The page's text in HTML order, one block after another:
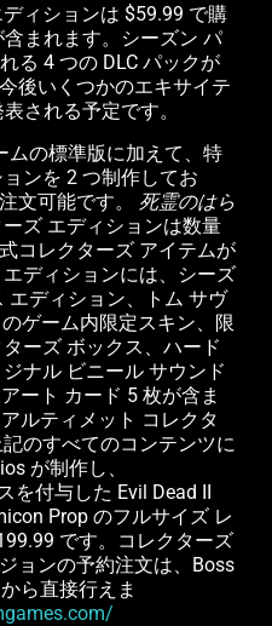
ィションは $59.99 で購
まれます。シーズン パ
る 4 つの DLC パックが
後いくつかのエキサイテ
される予定です。
ムの標準版に加えて、特
ンを 2 つ制作してお
文可能です。 死霊のはら
ズ エディションは数量
コレクターズ アイテムが
ディションには、シーズ
エディション、トム サヴ
ゲーム内限定スキン、限
ーズ ボックス、ハード
ナル ビニール サウンド
ート カード 5 枚が含ま
ルティメット コレクタ
のすべてのコンテンツに
が制作し、
を付与した Evil Dead II
Prop のフルサイズ レ
です。コレクターズ
ョンの予約注文は、Boss
ら直接行えま